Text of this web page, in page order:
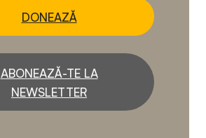
DONEAZĂ
ABONEAZĂ-TE LA
NEWSLETTER